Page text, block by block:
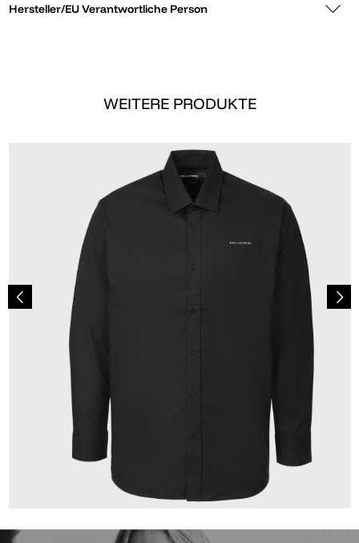
Hersteller/EU Verantwortliche Person
WEITERE PRODUKTE